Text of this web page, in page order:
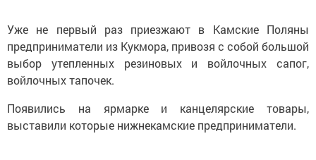
Уже не первый раз приезжают в Камские Поляны
предприниматели из Кукмора, привозя с собой большой
выбор утепленных резиновых и войлочных сапог,
войлочных тапочек.
Появились на ярмарке и канцелярские товары,
выставили которые нижнекамские предприниматели.